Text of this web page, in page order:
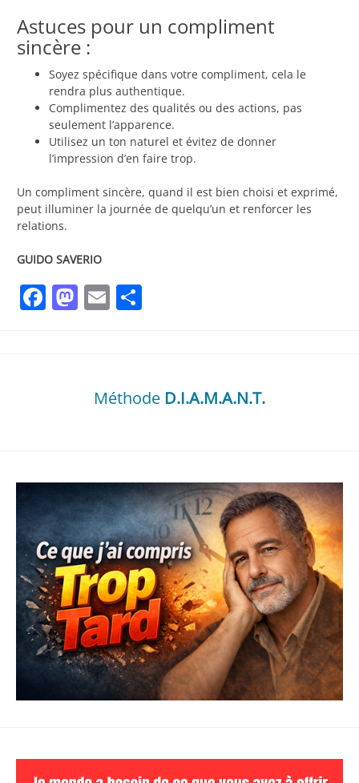
Astuces pour un compliment
sincère :
Soyez spécifique dans votre compliment, cela le
rendra plus authentique.
Complimentez des qualités ou des actions, pas
seulement l’apparence.
Utilisez un ton naturel et évitez de donner
l’impression d’en faire trop.
Un compliment sincère, quand il est bien choisi et exprimé,
peut illuminer la journée de quelqu’un et renforcer les
relations.
GUIDO SAVERIO
Facebook
Mastodon
Email
Méthode D.I.A.M.A.N.T.